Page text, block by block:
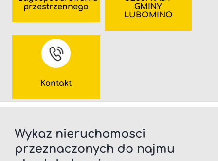
przestrzennego
GMINY
LUBOMINO
Kontakt
Wykaz nieruchomosci
przeznaczonych do najmu